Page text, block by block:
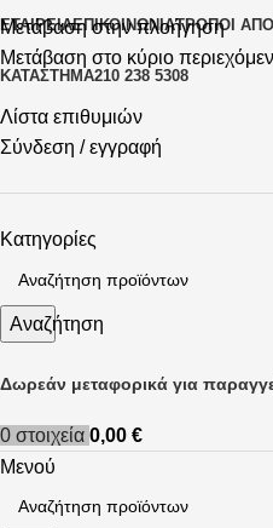
Μετάβαση στην πλοήγηση
Μετάβαση στο κύριο
ΕΤΑΙΡΕΊΑΕΠΙΚΟΙΝΩΝΊΑΤΡΌΠΟΙ
ΚΑΤΆΣΤΗΜΑ210 238 5308
Λίστα επιθυμιών
Σύνδεση / εγγραφή
Κατηγορίες
Αναζήτηση
Δωρεάν μεταφορικά για
0 στοιχεία 0,00 €
Μενού